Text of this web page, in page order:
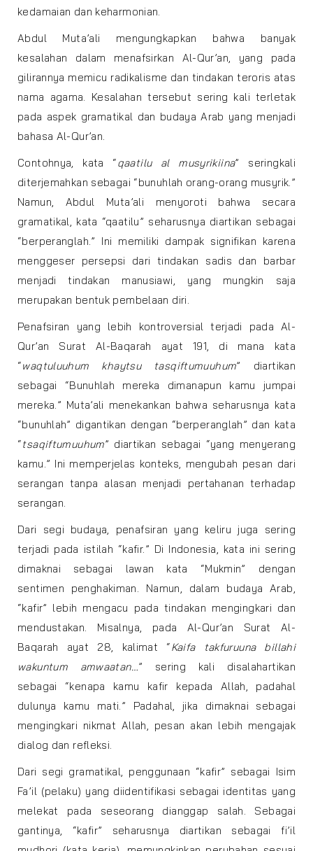
kedamaian dan keharmonian.
Abdul Muta’ali mengungkapkan bahwa banyak
kesalahan dalam menafsirkan Al-Qur’an, yang pada
gilirannya memicu radikalisme dan tindakan teroris atas
nama agama. Kesalahan tersebut sering kali terletak
pada aspek gramatikal dan budaya Arab yang menjadi
bahasa Al-Qur’an.
Contohnya, kata “qaatilu al musyrikiina” seringkali
diterjemahkan sebagai “bunuhlah orang-orang musyrik.”
Namun, Abdul Muta’ali menyoroti bahwa secara
gramatikal, kata “qaatilu” seharusnya diartikan sebagai
“berperanglah.” Ini memiliki dampak signifikan karena
menggeser persepsi dari tindakan sadis dan barbar
menjadi tindakan manusiawi, yang mungkin saja
merupakan bentuk pembelaan diri.
Penafsiran yang lebih kontroversial terjadi pada Al-
Qur’an Surat Al-Baqarah ayat 191, di mana kata
“waqtuluuhum khaytsu tasqiftumuuhum” diartikan
sebagai “Bunuhlah mereka dimanapun kamu jumpai
mereka.” Muta’ali menekankan bahwa seharusnya kata
“bunuhlah” digantikan dengan “berperanglah” dan kata
“tsaqiftumuuhum” diartikan sebagai “yang menyerang
kamu.” Ini memperjelas konteks, mengubah pesan dari
serangan tanpa alasan menjadi pertahanan terhadap
serangan.
Dari segi budaya, penafsiran yang keliru juga sering
terjadi pada istilah “kafir.” Di Indonesia, kata ini sering
dimaknai sebagai lawan kata “Mukmin” dengan
sentimen penghakiman. Namun, dalam budaya Arab,
“kafir” lebih mengacu pada tindakan mengingkari dan
mendustakan. Misalnya, pada Al-Qur’an Surat Al-
Baqarah ayat 28, kalimat “Kaifa takfuruuna billahi
wakuntum amwaatan…” sering kali disalahartikan
sebagai “kenapa kamu kafir kepada Allah, padahal
dulunya kamu mati.” Padahal, jika dimaknai sebagai
mengingkari nikmat Allah, pesan akan lebih mengajak
dialog dan refleksi.
Dari segi gramatikal, penggunaan “kafir” sebagai Isim
Fa’il (pelaku) yang diidentifikasi sebagai identitas yang
melekat pada seseorang dianggap salah. Sebagai
gantinya, “kafir” seharusnya diartikan sebagai fi’il